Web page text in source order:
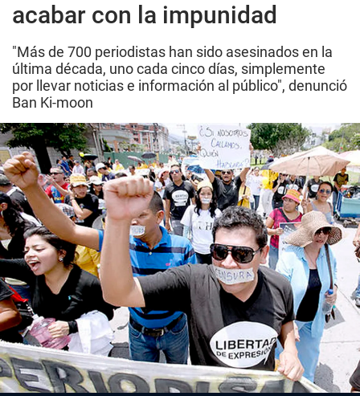
acabar con la impunidad
"Más de 700 periodistas han sido asesinados en la
última década, uno cada cinco días, simplemente
por llevar noticias e información al público", denunció
Ban Ki-moon